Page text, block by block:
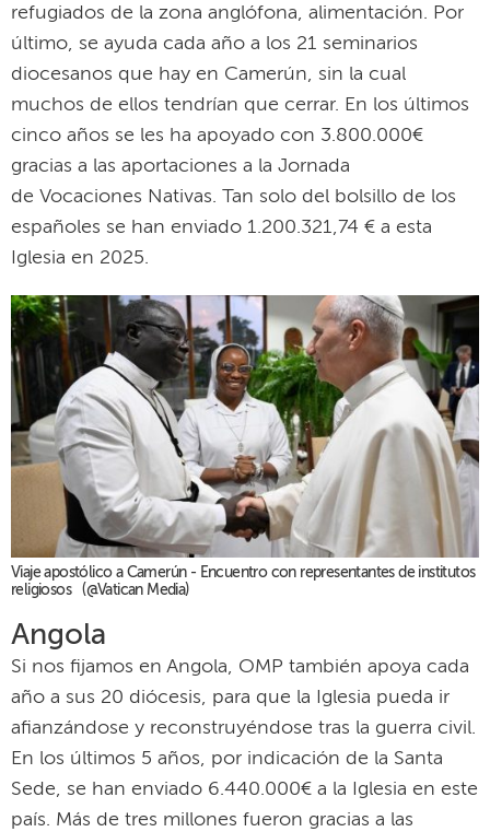
refugiados de la zona anglófona, alimentación. Por
último, se ayuda cada año a los 21 seminarios
diocesanos que hay en Camerún, sin la cual
muchos de ellos tendrían que cerrar. En los últimos
cinco años se les ha apoyado con 3.800.000€
gracias a las aportaciones a la Jornada
de Vocaciones Nativas. Tan solo del bolsillo de los
españoles se han enviado 1.200.321,74 € a esta
Iglesia en 2025.
Viaje apostólico a Camerún - Encuentro con representantes de institutos
religiosos (@Vatican Media)
Angola
Si nos fijamos en Angola, OMP también apoya cada
año a sus 20 diócesis, para que la Iglesia pueda ir
afianzándose y reconstruyéndose tras la guerra civil.
En los últimos 5 años, por indicación de la Santa
Sede, se han enviado 6.440.000€ a la Iglesia en este
país. Más de tres millones fueron gracias a las